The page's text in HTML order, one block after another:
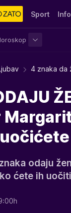
Sport Info
4 znaka da
odaju
ćete ih